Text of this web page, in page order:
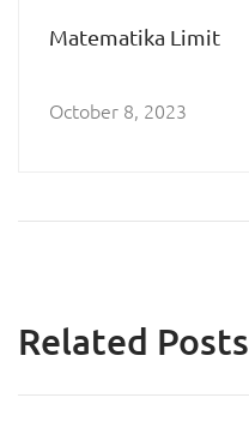
Matematika Limit
October 8, 2023
Related Posts
01